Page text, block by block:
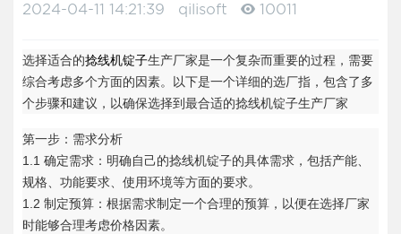
2024-04-11 14:21:39 qilisoft 10011
选择适合的捻线机锭子生产厂家是一个复杂而重要的过程，需要
综合考虑多个方面的因素。以下是一个详细的选厂指，包含了多
个步骤和建议，以确保选择到最合适的捻线机锭子生产厂家
第一步：需求分析
1.1 确定需求：明确自己的捻线机锭子的具体需求，包括产能、
规格、功能要求、使用环境等方面的要求。
1.2 制定预算：根据需求制定一个合理的预算，以便在选择厂家
时能够合理考虑价格因素。